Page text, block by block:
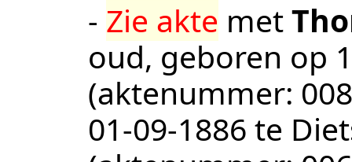
- Zie akte met
oud, geboren op
(aktenummer: 008
01‑09‑1886 te